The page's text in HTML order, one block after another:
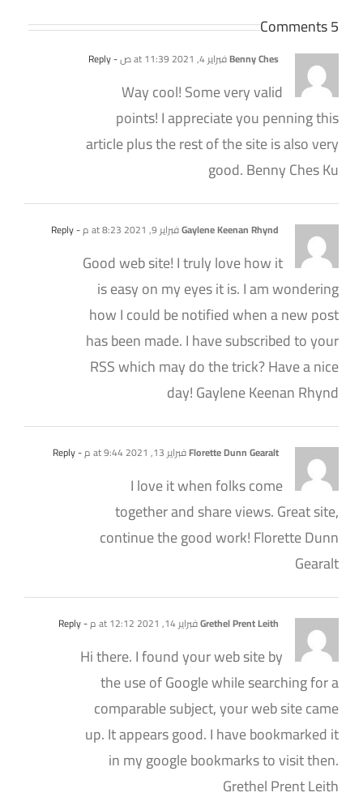
5 Comments
Benny Chesفبراير 4, 2021 at 11:39 ص - Reply
Way cool! Some very valid
points! I appreciate you penning this
article plus the rest of the site is also very
good. Benny Ches Ku
Gaylene Keenan Rhyndفبراير 9, 2021 at 8:23 م - Reply
Good web site! I truly love how it
is easy on my eyes it is. I am wondering
how I could be notified when a new post
has been made. I have subscribed to your
RSS which may do the trick? Have a nice
day! Gaylene Keenan Rhynd
Florette Dunn Gearaltفبراير 13, 2021 at 9:44 م - Reply
I love it when folks come
together and share views. Great site,
continue the good work! Florette Dunn
Gearalt
Grethel Prent Leithفبراير 14, 2021 at 12:12 م - Reply
Hi there. I found your web site by
the use of Google while searching for a
comparable subject, your web site came
up. It appears good. I have bookmarked it
in my google bookmarks to visit then.
Grethel Prent Leith